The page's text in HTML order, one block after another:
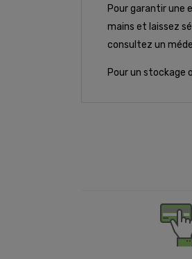
Pour garantir une
mains et laissez
consultez un
Pour un stockage